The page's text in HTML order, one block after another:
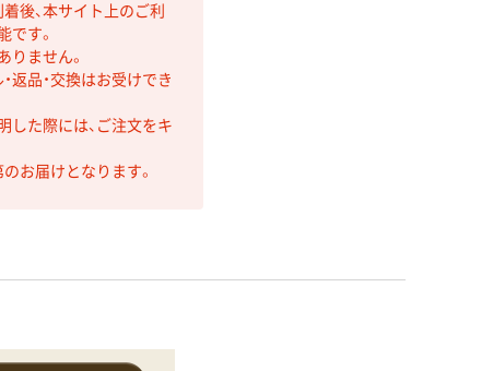
後、本サイト上のご利
す。
ません。
返品・交換はお受けでき
た際には、ご注文をキ
お届けとなります。